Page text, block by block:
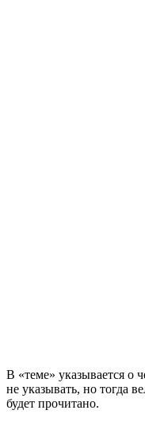
В «теме» указывается о
не указывать, но тогда
будет прочитано.